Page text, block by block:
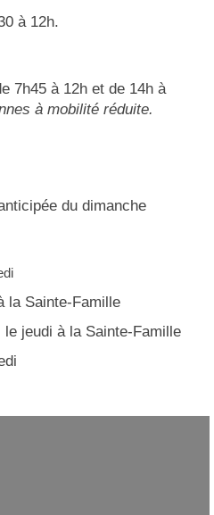
à 12h.
7h45 à 12h et de 14h à
à mobilité réduite.
du dimanche
la Sainte-Famille
jeudi à la Sainte-Famille